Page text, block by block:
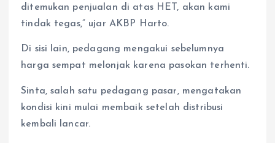
ditemukan penjualan di atas HET, akan kami
tindak tegas,” ujar AKBP Harto.
Di sisi lain, pedagang mengakui sebelumnya
harga sempat melonjak karena pasokan terhenti.
Sinta, salah satu pedagang pasar, mengatakan
kondisi kini mulai membaik setelah distribusi
kembali lancar.